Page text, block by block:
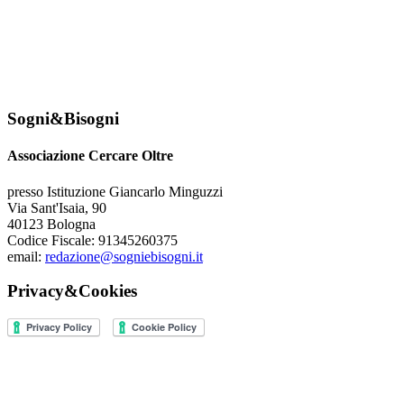
Sogni&Bisogni
Associazione Cercare Oltre
presso Istituzione Giancarlo Minguzzi
Via Sant'Isaia, 90
40123 Bologna
Codice Fiscale: 91345260375
email: redazione@sogniebisogni.it
Privacy&Cookies